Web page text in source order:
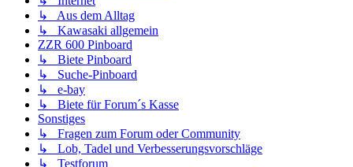
↳ Aus dem Alltag
↳ Kawasaki allgemein
ZZR 600 Pinboard
↳ Biete Pinboard
↳ Suche-Pinboard
↳ e-bay
↳ Biete für Forum´s Kasse
Sonstiges
↳ Fragen zum Forum oder Community
↳ Lob, Tadel und Verbesserungsvorschläge
↳ Testforum